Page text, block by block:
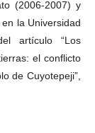
(2006-2007) y
la Universidad
artículo “Los
el conflicto
de Cuyotepeji”,